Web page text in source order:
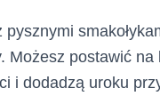
Możesz postawić
i dodadzą uroku